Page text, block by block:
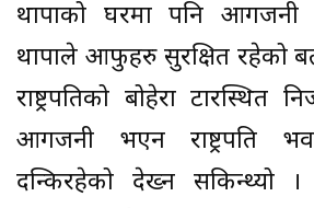
थापाको घरमा पनि आगजनी
थापाले आफुहरु सुरक्षित रहेको
राष्ट्रपतिको बोहेरा टारस्थित
आगजनी भएन राष्ट्रपति
दन्किरहेको देख्न सकिन्थ्यो ।